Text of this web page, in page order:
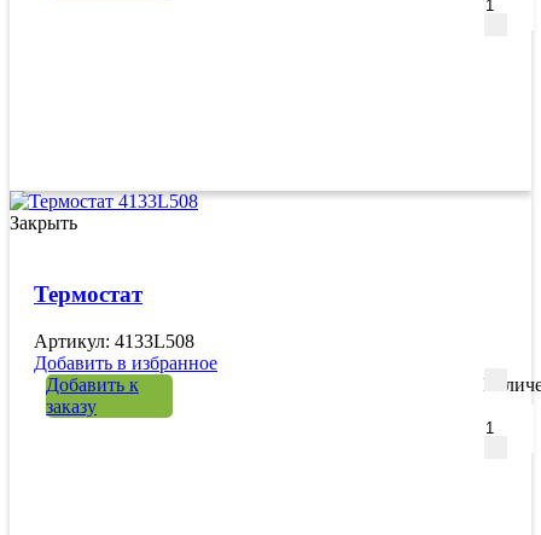
Закрыть
Термостат
Артикул: 4133L508
Добавить в избранное
Добавить к
заказу